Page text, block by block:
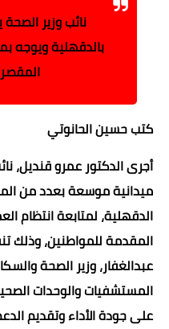
نائب وزير
بالدقهلية ويوجه
كتب حسين الحانوتي
أجرى الدكتور عمرو قنديل،
ميدانية موسعة بعدد من
الدقهلية، لمتابعة انتظام
المقدمة للمواطنين، وذلك
عبدالغفار، وزير الصحة
المستشفيات والوحدات
على جودة الأداء وتقديم